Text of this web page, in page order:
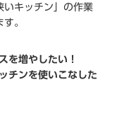
いキッチン」の作業
。
を増やしたい！
チンを使いこなした